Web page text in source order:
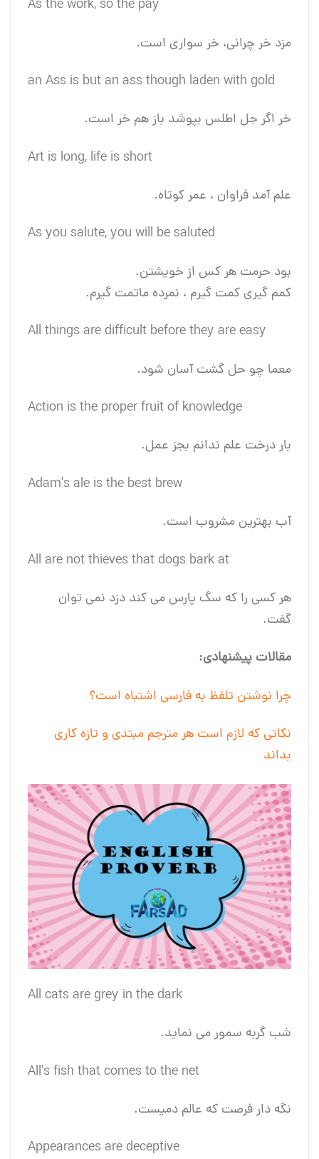
As the work, so the pay
مزد خر چرانی، خر سواری است.
خر اگر جل اطلس بپوشد باز هم خر است.
Art is long, life is short
علم آمد فراوان ، عمر کوتاه.
As you salute, you will be saluted
بود حرمت هر کس از خویشتن.
کمم گیری کمت گیرم ، نمرده ماتمت گیرم.
All things are difficult before they are easy
معما چو حل گشت آسان شود.
Action is the proper fruit of knowledge
بار درخت علم ندانم بجز عمل.
Adam’s ale is the best brew
آب بهترین مشروب است.
All are not thieves that dogs bark at
هر کسی را که سگ پارس می کند دزد نمی توان
گفت.
مقالات پیشنهادی:
چرا نوشتن تلفظ به فارسی اشتباه است؟
نکاتی که لازم است هر مترجم مبتدی و تازه کاری
بداند
All cats are grey in the dark
شب گربه سمور می نماید.
All’s fish that comes to the net
نگه دار فرصت که عالم دمیست.
Appearances are deceptive